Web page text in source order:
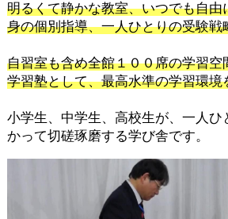
明るくて静かな教室、いつでも自由
身の個別指導、一人ひとりの受験戦
自習室も含め全館１００席の学習空
学習塾として、最高水準の学習環境
小学生、中学生、高校生が、一人ひ
かって切磋琢磨する学び舎です。